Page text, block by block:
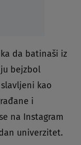
da batinaši iz
bejzbol
kao
i
na Instagram
univerzitet.